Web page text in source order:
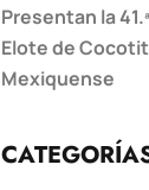
Presentan la
Elote de
Mexiquense